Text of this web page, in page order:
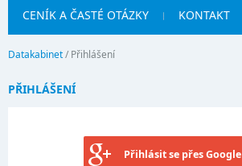
CENÍK A ČASTÉ OTÁZKY KONTAKT
Datakabinet/ Přihlášení
PŘIHLÁŠENÍ
Přihlásit se přes Google